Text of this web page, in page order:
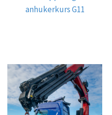
anhukerkurs G11